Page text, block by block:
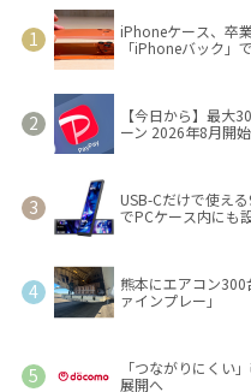
iPhoneケース、卒
「iPhoneバック」
【今日から】最大
ーン 2026年8月開
USB-Cだけで使え
でPCケース内にも
熊本にエアコン
ァインプレー」
「つながりにくい
展開へ